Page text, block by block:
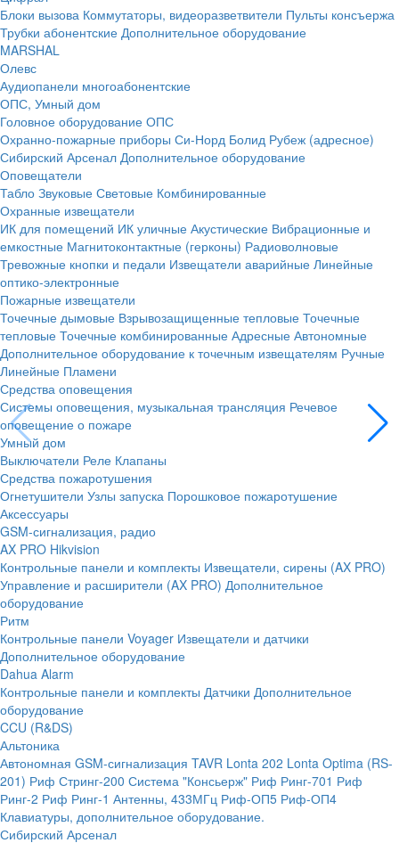
Блоки вызова Коммутаторы, видеоразветвители Пульты консъержа
Трубки абонентские Дополнительное оборудование
MARSHAL
Олевс
Аудиопанели многоабонентские
ОПС, Умный дом
Головное оборудование ОПС
Охранно-пожарные приборы Си-Норд Болид Рубеж (адресное)
Сибирский Арсенал Дополнительное оборудование
Оповещатели
Табло Звуковые Световые Комбинированные
Охранные извещатели
ИК для помещений ИК уличные Акустические Вибрационные и
емкостные Магнитоконтактные (герконы) Радиоволновые
Тревожные кнопки и педали Извещатели аварийные Линейные
оптико-электронные
Пожарные извещатели
Точечные дымовые Взрывозащищенные тепловые Точечные
тепловые Точечные комбинированные Адресные Автономные
Дополнительное оборудование к точечным извещателям Ручные
Линейные Пламени
Средства оповещения
Системы оповещения, музыкальная трансляция Речевое
оповещение о пожаре
Умный дом
Выключатели Реле Клапаны
Средства пожаротушения
Огнетушители Узлы запуска Порошковое пожаротушение
Аксессуары
GSM-сигнализация, радио
AX PRO Hikvision
Контрольные панели и комплекты Извещатели, сирены (AX PRO)
Управление и расширители (AX PRO) Дополнительное
оборудование
Ритм
Контрольные панели Voyager Извещатели и датчики
Дополнительное оборудование
Dahua Alarm
Контрольные панели и комплекты Датчики Дополнительное
оборудование
CCU (R&DS)
Альтоника
Автономная GSM-сигнализация TAVR Lonta 202 Lonta Optima (RS-
201) Риф Стринг-200 Система "Консьерж" Риф Ринг-701 Риф
Ринг-2 Риф Ринг-1 Антенны, 433МГц Риф-ОП5 Риф-ОП4
Клавиатуры, дополнительное оборудование.
Сибирский Арсенал